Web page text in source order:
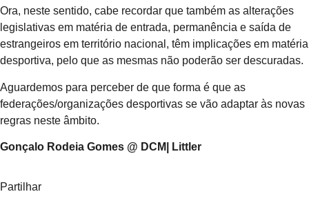
Ora, neste sentido, cabe recordar que também as alterações
legislativas em matéria de entrada, permanência e saída de
estrangeiros em território nacional, têm implicações em matéria
desportiva, pelo que as mesmas não poderão ser descuradas.
Aguardemos para perceber de que forma é que as
federações/organizações desportivas se vão adaptar às novas
regras neste âmbito.
Gonçalo Rodeia Gomes @ DCM| Littler
Partilhar